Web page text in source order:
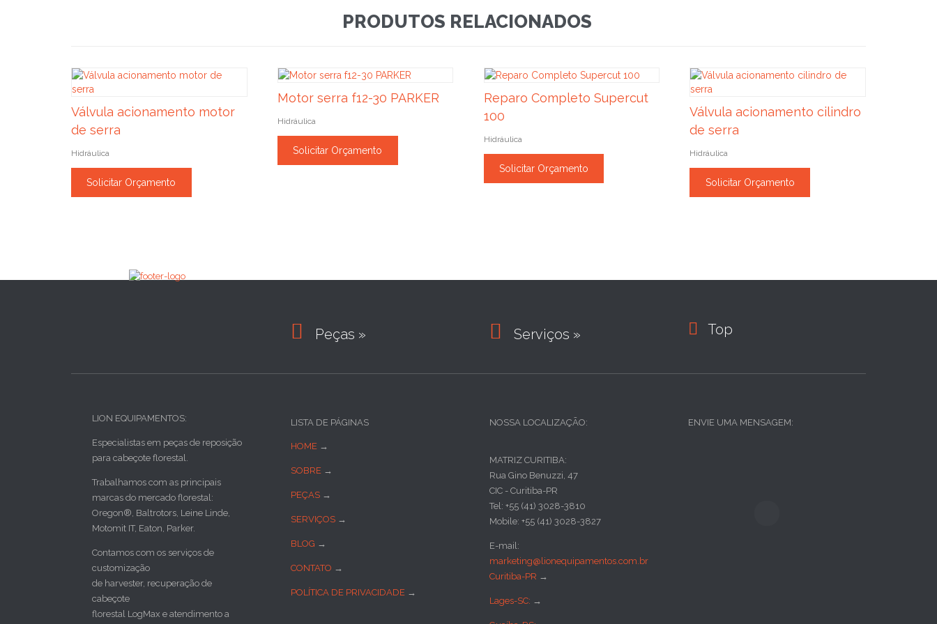
PRODUTOS RELACIONADOS
Válvula acionamento motor
de serra
Hidráulica
Solicitar Orçamento
Motor serra f12-30 PARKER
Hidráulica
Solicitar Orçamento
Reparo Completo Supercut
100
Hidráulica
Solicitar Orçamento
Válvula acionamento cilindro
de serra
Hidráulica
Solicitar Orçamento
 Peças »  Serviços »  Top
LION EQUIPAMENTOS:
Especialistas em peças de reposição
para cabeçote florestal.
Trabalhamos com as principais
marcas do mercado florestal:
Oregon®, Baltrotors, Leine Linde,
Motomit IT, Eaton, Parker.
Contamos com os serviços de
customização
de harvester, recuperação de
cabeçote
florestal LogMax e atendimento a
LISTA DE PÁGINAS
HOME →
SOBRE →
PEÇAS →
SERVIÇOS →
BLOG →
CONTATO →
POLÍTICA DE PRIVACIDADE →
NOSSA LOCALIZAÇÃO:
MATRIZ CURITIBA:
Rua Gino Benuzzi, 47
CIC - Curitiba-PR
Tel: +55 (41) 3028-3810
Mobile: +55 (41) 3028-3827
E-mail:
marketing@lionequipamentos.com.br
Curitiba-PR →
Lages-SC: →
ENVIE UMA MENSAGEM: